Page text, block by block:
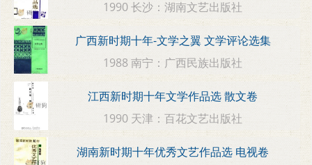
1990 长沙：湖南文艺出版社
广西新时期十年-文学之翼 文学评论选集
1988 南宁：广西民族出版社
江西新时期十年文学作品选 散文卷
1990 天津：百花文艺出版社
湖南新时期十年优秀文艺作品选 电视卷